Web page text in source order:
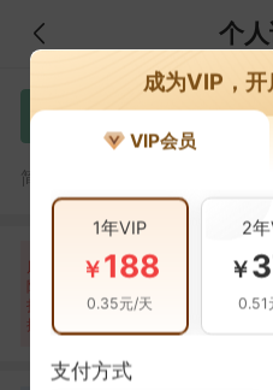
个
邵 邵国平
简介：
风
险
扫
描
自身风险
暂无风险
关联
裁判文
成为VIP，
VIP会员
1年VIP
￥188
0.35元/天
2
￥
0.51
支付方式